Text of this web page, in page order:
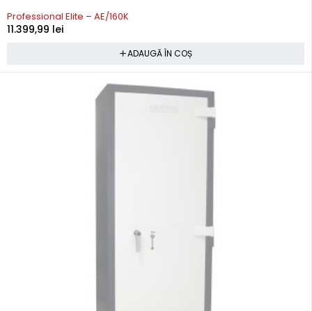
Professional Elite – AE/160K
11.399,99 lei
ADAUGĂ ÎN COȘ